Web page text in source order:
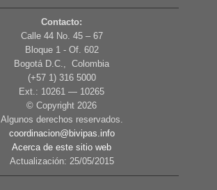
Contacto:
Calle 44 No. 45 – 67
Bloque 1 - Of. 602
Bogotá D.C., Colombia
(+57 1) 316 5000
Ext.: 10261 — 10265
© Copyright 2026
Algunos derechos reservados.
coordinacion@bivipas.info
Acerca de este sitio web
Actualización: 25/05/2015